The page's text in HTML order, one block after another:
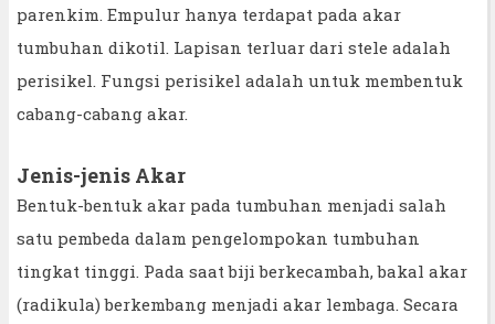
parenkim. Empulur hanya terdapat pada akar
tumbuhan dikotil. Lapisan terluar dari stele adalah
perisikel. Fungsi perisikel adalah untuk membentuk
cabang-cabang akar.
Jenis-jenis Akar
Bentuk-bentuk akar pada tumbuhan menjadi salah
satu pembeda dalam pengelompokan tumbuhan
tingkat tinggi. Pada saat biji berkecambah, bakal akar
(radikula) berkembang menjadi akar lembaga. Secara